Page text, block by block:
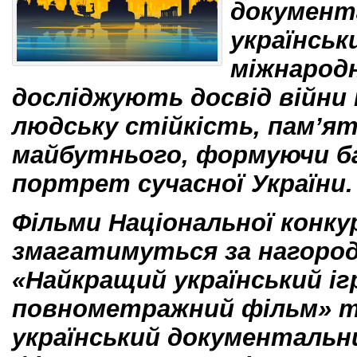
досліджують досвід війни
людську стійкість,
майбутнього, формуючи
портрет сучасної України.
Фільми Національної
змагатимуться за
«Найкращий український
повнометражний фільм»
український